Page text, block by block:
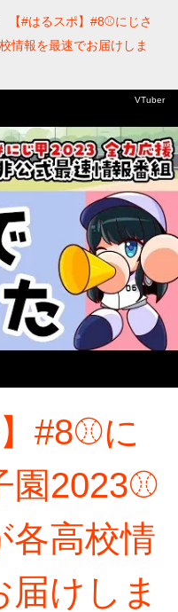
【#はるスポ】#8⚾にじさ
情報を最速でお届けしま
VTuber
#8⚾に
園2023⚾
各高校情
けしま